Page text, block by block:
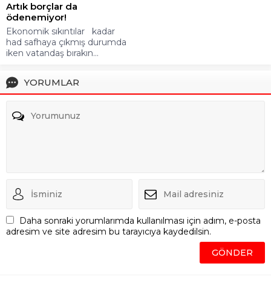
Artık borçlar da
ödenemiyor!
Ekonomik sıkıntılar kadar
had safhaya çıkmış durumda
iken vatandaş bırakın...
YORUMLAR
Daha sonraki yorumlarımda kullanılması için adım, e-posta
adresim ve site adresim bu tarayıcıya kaydedilsin.